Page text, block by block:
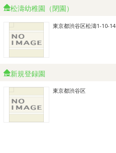
松濤幼稚園（閉園）
東京都渋谷区松濤1-10-14
新規登録園
東京都渋谷区